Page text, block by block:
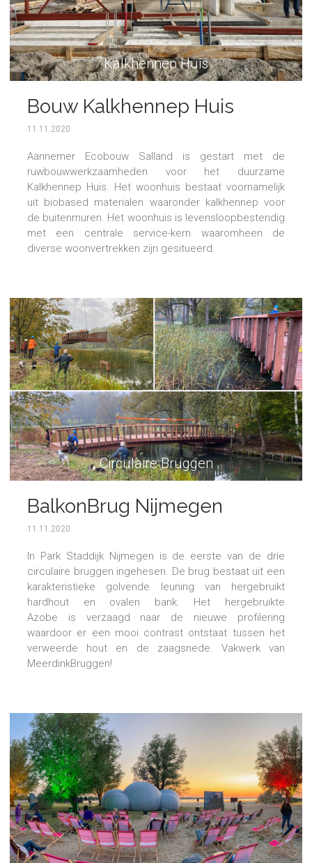
Kalkhennep Huis
Bouw Kalkhennep Huis
11.11.2020
Aannemer Ecobouw Salland is gestart met de
ruwbouwwerkzaamheden voor het duurzame
Kalkhennep Huis. Het woonhuis bestaat voornamelijk
uit biobased materialen waaronder kalkhennep voor
de buitenmuren. Het woonhuis is levensloopbestendig
met een centrale service-kern waaromheen de
diverse woonvertrekken zijn gesitueerd.
Circulaire Bruggen
BalkonBrug Nijmegen
11.11.2020
In Park Staddijk Nijmegen is de eerste van de drie
circulaire bruggen ingehesen. De brug bestaat uit een
karakteristieke golvende leuning van hergebruikt
hardhout en ovalen bank. Het hergebruikte
Azobe is verzaagd naar de nieuwe profilering
waardoor er een mooi contrast ontstaat tussen het
verweerde hout en de zaagsnede. Vakwerk van
MeerdinkBruggen!